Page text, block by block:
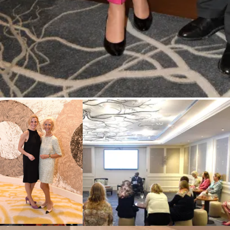
Dr. Asfa-Wossen Asserate, Prinz von Äthiopien mit Begleitung Diana
Diskussionsabend „Afrika und Europa – Eine Schicksalsgemeinschaft im
Unternehmerinnen e.V. (CeU) / Hotel Mandarin Oriental / München / 27.
Schneider-Press / Frank Rollitz